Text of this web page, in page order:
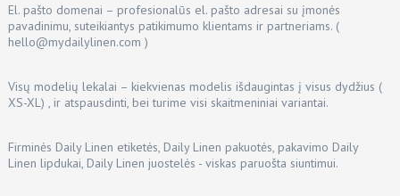
El. pašto domenai – profesionalūs el. pašto adresai su įmonės
pavadinimu, suteikiantys patikimumo klientams ir partneriams. (
hello@mydailylinen.com )
Visų modelių lekalai – kiekvienas modelis išdaugintas į visus dydžius (
XS-XL) , ir atspausdinti, bei turime visi skaitmeniniai variantai.
Firminės Daily Linen etiketės, Daily Linen pakuotės, pakavimo Daily
Linen lipdukai, Daily Linen juostelės - viskas paruošta siuntimui.